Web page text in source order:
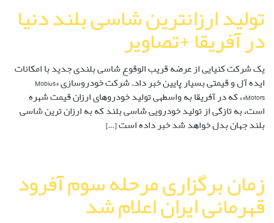
تولید ارزا‌‎ن‎ترین شاسی بلند دنیا
در آفریقا +تصاویر
یک شرکت کنیایی از عرضه قریب الوقوع شاسی بلندی جدید با امکانات
ایده آل و قیمتی بسیار پایین خبر داد. شرکت خودروسازی «Mobius
Motors»، که در آفریقا به واسطه‎ی تولید خودروهای ارزان قیمت شهره
است، به تازگی از تولید خودرویی شاسی بلند که به ارزان ترین شاسی
بلند جهان بدل خواهد شد خبر داده است […]
زمان برگزاری مرحله سوم آفرود
قهرمانی ایران اعلام شد